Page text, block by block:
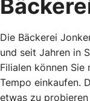
Die Bäckerei
und seit Jahren in
Filialen können Sie
Tempo einkaufen.
etwas zu